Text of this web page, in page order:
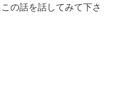
の話を話してみて下さ